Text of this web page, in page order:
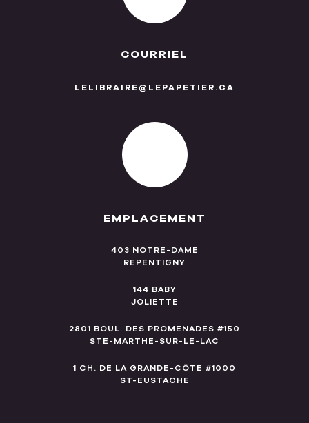
COURRIEL
LELIBRAIRE@LEPAPETIER.CA
EMPLACEMENT
403 NOTRE-DAME
REPENTIGNY
144 BABY
JOLIETTE
2801 BOUL. DES PROMENADES #150
STE-MARTHE-SUR-LE-LAC
1 CH. DE LA GRANDE-CÔTE #1000
ST-EUSTACHE